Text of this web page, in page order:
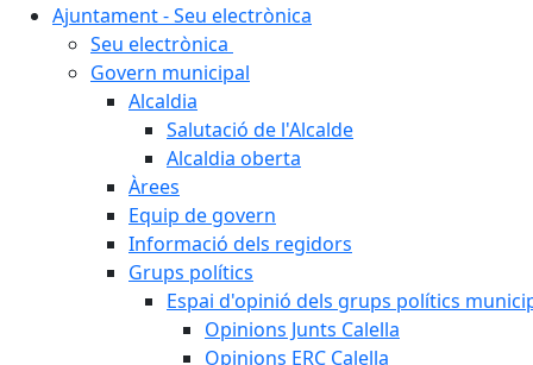
Ajuntament - Seu electrònica
Seu electrònica
Govern municipal
Alcaldia
Salutació de l'Alcalde
Alcaldia oberta
Àrees
Equip de govern
Informació dels regidors
Grups polítics
Espai d'opinió dels grups polítics
Opinions Junts Calella
Opinions ERC Calella